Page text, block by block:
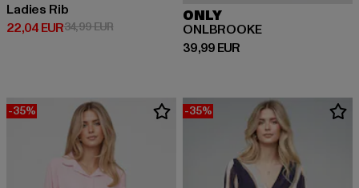
Ladies Rib
22,04 EUR
Prix courant: 22,04 EUR
34,99 EURPrix en promotion: 34,99 EUR
ONLY
ONLBROOKE
39,99 EUR
Prix courant: 39,99 EUR
-35% -35%